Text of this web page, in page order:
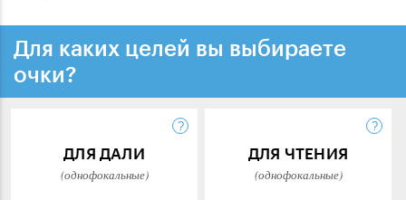
Для каких целей вы выбираете
очки?
ДЛЯ ДАЛИ
(однофокальные)
ДЛЯ ЧТЕНИЯ
(однофокальные)